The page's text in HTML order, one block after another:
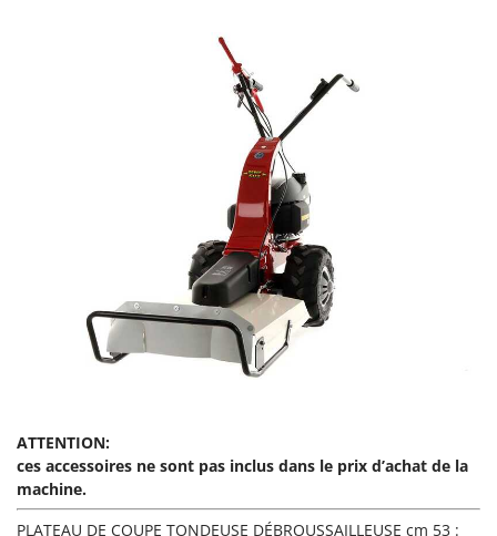
Souffleurs aspirateurs pour Feuilles
Soufreuses - Poudreuses à dos
Soufreuses - Poudreuses pour tracteur
Taille-haies à bras pour tracteur
Tondeuses à Gazon
Tondeuses autoportées
Tondeuses débroussailleuses thermiques
Transpalettes
Treuils de débardage
Tronçonneuses
Lampacrescia - MGM
Landxcape
Linea VZ
Lisam
Lotusgrill
ATTENTION:
ces accessoires ne sont pas inclus dans le prix d’achat de la
machine.
PLATEAU DE COUPE TONDEUSE DÉBROUSSAILLEUSE cm 53 :